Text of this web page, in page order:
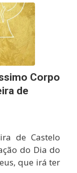
Corpo
de
de Castelo
do Dia do
que irá ter